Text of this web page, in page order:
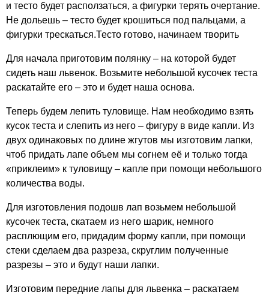
и тесто будет расползаться, а фигурки терять очертание.
Не дольешь – тесто будет крошиться под пальцами, а
фигурки трескаться.Тесто готово, начинаем творить
Для начала приготовим полянку – на которой будет
сидеть наш львенок. Возьмите небольшой кусочек теста
раскатайте его – это и будет наша основа.
Теперь будем лепить туловище. Нам необходимо взять
кусок теста и слепить из него – фигуру в виде капли. Из
двух одинаковых по длине жгутов мы изготовим лапки,
чтоб придать лапе объем мы согнем её и только тогда
«приклеим» к туловищу – капле при помощи небольшого
количества воды.
Для изготовления подошв лап возьмем небольшой
кусочек теста, скатаем из него шарик, немного
расплющим его, придадим форму капли, при помощи
стеки сделаем два разреза, скруглим полученные
разрезы – это и будут наши лапки.
Изготовим передние лапы для львенка – раскатаем